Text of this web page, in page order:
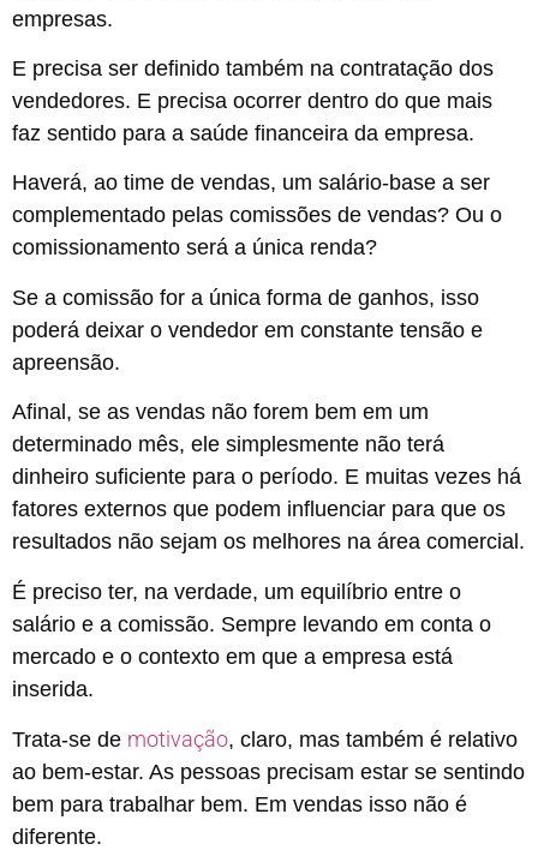
empresas.
E precisa ser definido também na contratação dos
vendedores. E precisa ocorrer dentro do que mais
faz sentido para a saúde financeira da empresa.
Haverá, ao time de vendas, um salário-base a ser
complementado pelas comissões de vendas? Ou o
comissionamento será a única renda?
Se a comissão for a única forma de ganhos, isso
poderá deixar o vendedor em constante tensão e
apreensão.
Afinal, se as vendas não forem bem em um
determinado mês, ele simplesmente não terá
dinheiro suficiente para o período. E muitas vezes há
fatores externos que podem influenciar para que os
resultados não sejam os melhores na área comercial.
É preciso ter, na verdade, um equilíbrio entre o
salário e a comissão. Sempre levando em conta o
mercado e o contexto em que a empresa está
inserida.
Trata-se de motivação, claro, mas também é relativo
ao bem-estar. As pessoas precisam estar se sentindo
bem para trabalhar bem. Em vendas isso não é
diferente.